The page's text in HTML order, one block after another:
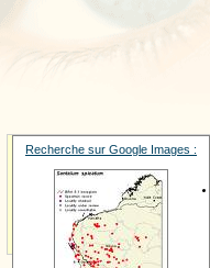
Recherche sur Google Images :